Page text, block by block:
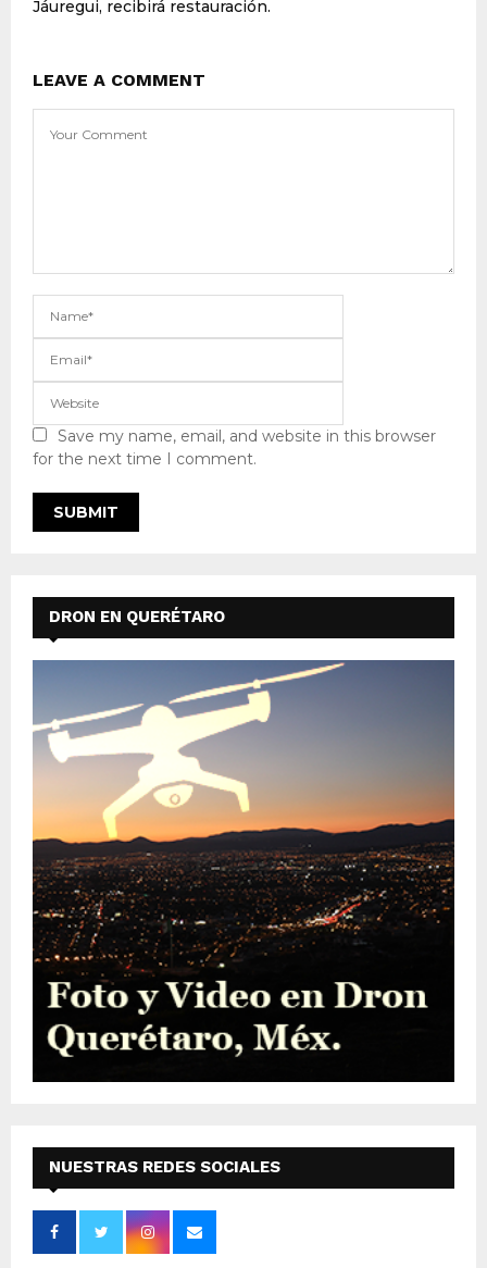
Jáuregui, recibirá restauración.
LEAVE A COMMENT
Save my name, email, and website in this browser
for the next time I comment.
DRON EN QUERÉTARO
NUESTRAS REDES SOCIALES